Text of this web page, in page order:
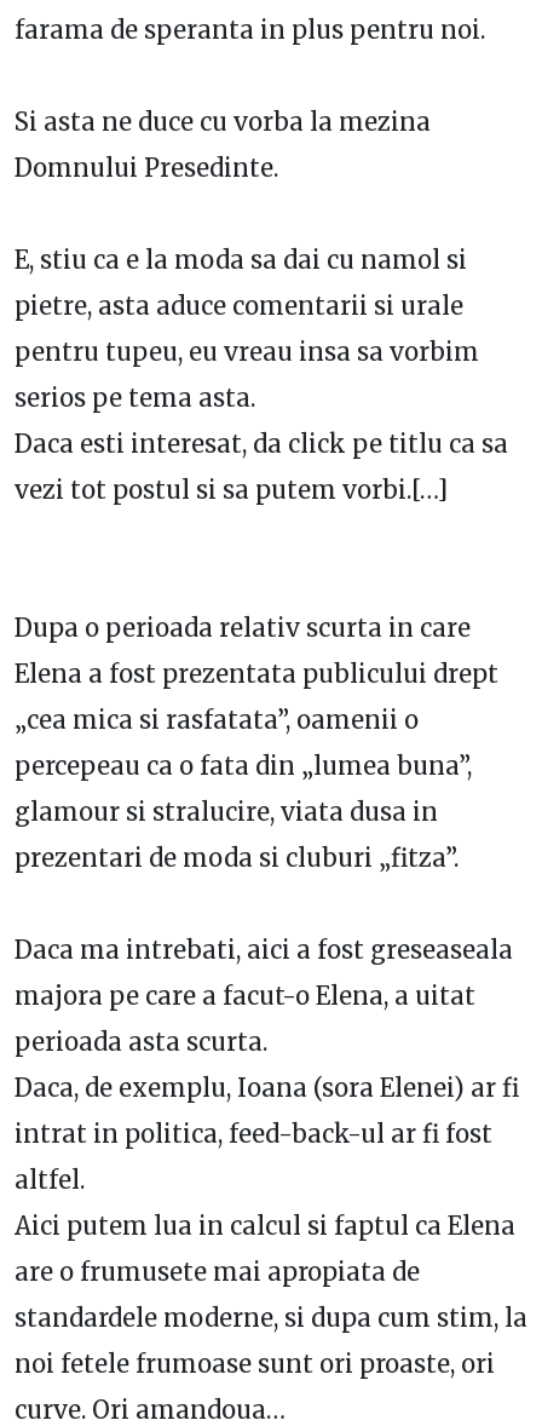
farama de speranta in plus pentru noi.
Si asta ne duce cu vorba la mezina
Domnului Presedinte.
E, stiu ca e la moda sa dai cu namol si
pietre, asta aduce comentarii si urale
pentru tupeu, eu vreau insa sa vorbim
serios pe tema asta.
Daca esti interesat, da click pe titlu ca sa
vezi tot postul si sa putem vorbi.[…]
Dupa o perioada relativ scurta in care
Elena a fost prezentata publicului drept
„cea mica si rasfatata”, oamenii o
percepeau ca o fata din „lumea buna”,
glamour si stralucire, viata dusa in
prezentari de moda si cluburi „fitza”.
Daca ma intrebati, aici a fost greseaseala
majora pe care a facut-o Elena, a uitat
perioada asta scurta.
Daca, de exemplu, Ioana (sora Elenei) ar fi
intrat in politica, feed-back-ul ar fi fost
altfel.
Aici putem lua in calcul si faptul ca Elena
are o frumusete mai apropiata de
standardele moderne, si dupa cum stim, la
noi fetele frumoase sunt ori proaste, ori
curve. Ori amandoua…